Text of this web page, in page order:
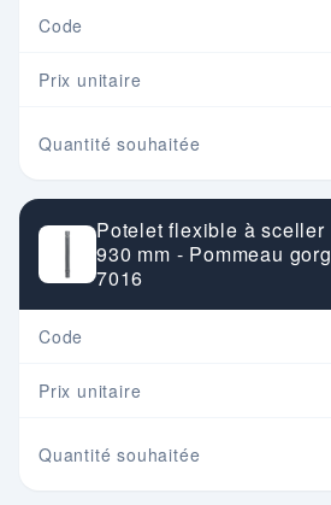
Code
Prix unitaire
Quantité souhaitée
Potelet flexible à sceller
930 mm - Pommeau
7016
Code
Prix unitaire
Quantité souhaitée